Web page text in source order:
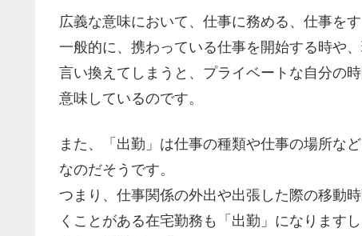
広義な意味において、仕事に務める、仕事を
一般的に、携わっている仕事を開始する時や
言い換えてしまうと、プライベートな自分の
意味しているのです。
また、「出勤」は仕事の種類や仕事の場所な
なのだそうです。
つまり、仕事関係の外出や出張した際の移動
くことがある在宅勤務も「出勤」になります